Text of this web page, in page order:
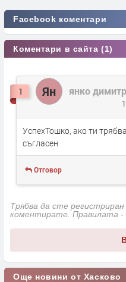
Facebook коментари
Коментари в сайта (1)
1 Ян янко
УспехТошко, ако ти
съгласен
Отговор
Трябва да сте
коментирате. Правилата -
Още новини от Хасково